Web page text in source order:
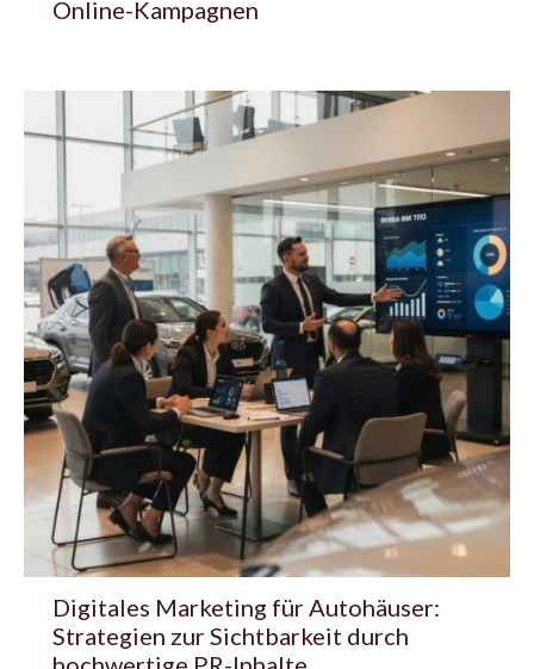
Online-Kampagnen
Digitales Marketing für Autohäuser:
Strategien zur Sichtbarkeit durch